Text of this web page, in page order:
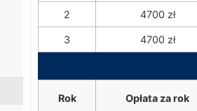
2 4700 zł
3 4700 zł
Rok Opłata za rok